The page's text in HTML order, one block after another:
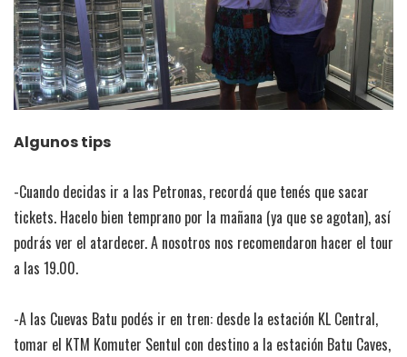
Algunos tips
-Cuando decidas ir a las Petronas, recordá que tenés que sacar
tickets. Hacelo bien temprano por la mañana (ya que se agotan), así
podrás ver el atardecer. A nosotros nos recomendaron hacer el tour
a las 19.00.
-A las Cuevas Batu podés ir en tren: desde la estación KL Central,
tomar el KTM Komuter Sentul con destino a la estación Batu Caves,